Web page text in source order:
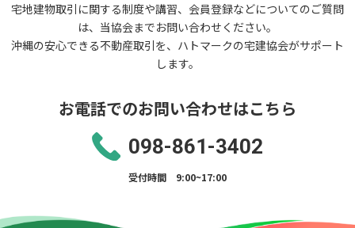
宅地建物取引に関する制度や講習、会員登録などについてのご質問
は、当協会までお問い合わせください。
沖縄の安心できる不動産取引を、ハトマークの宅建協会がサポート
します。
お電話でのお問い合わせはこちら
098-861-3402
受付時間 9:00~17:00